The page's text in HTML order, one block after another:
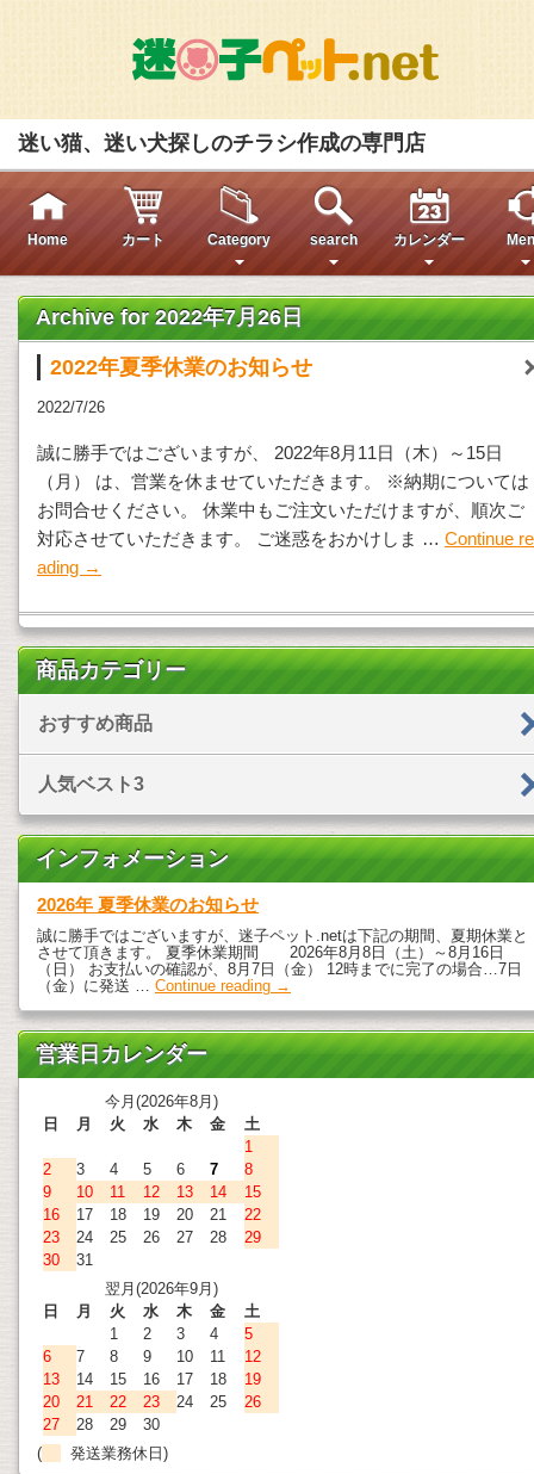
迷い猫、迷い犬探しのチラシ作成の専門店
Home カート Category search カレンダー
Archive for 2022年7月26日
2022年夏季休業のお知らせ
2022/7/26
誠に勝手ではございますが、 2022年8月11日（木）～15日
（月） は、営業を休ませていただきます。 ※納期については
お問合せください。 休業中もご注文いただけますが、順次ご
対応させていただきます。 ご迷惑をおかけしま … Continue re
ading →
商品カテゴリー
おすすめ商品
人気ベスト3
インフォメーション
2026年 夏季休業のお知らせ
誠に勝手ではございますが、迷子ペット.netは下記の期間、夏期休業と
させて頂きます。 夏季休業期間 2026年8月8日（土）～8月16日
（日） お支払いの確認が、8月7日（金） 12時までに完了の場合…7日
（金）に発送 … Continue reading →
営業日カレンダー
今月(2026年8月)
日
月 火 水 木 金
土
1
2
3 4 5 6 7
8
9
10 11 12 13 14
15
16
17 18 19 20 21
22
23
24 25 26 27 28
29
30
31
翌月(2026年9月)
日
月 火 水 木 金
土
1
2 3 4
5
6
7 8 9 10 11
12
13
14 15 16 17 18
19
20
21 22 23 24 25
26
27
28 29
30
(
発送業務休日)